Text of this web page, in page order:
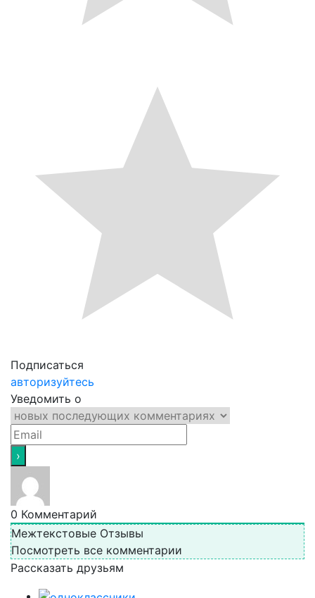
Подписаться
авторизуйтесь
Уведомить о
0 Комментарий
Межтекстовые Отзывы
Посмотреть все комментарии
Рассказать друзьям